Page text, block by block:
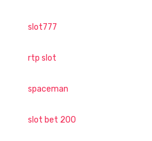
slot777
rtp slot
spaceman
slot bet 200